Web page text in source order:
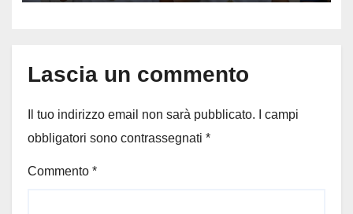
Lascia un commento
Il tuo indirizzo email non sarà pubblicato.
I campi
obbligatori sono contrassegnati *
Commento *